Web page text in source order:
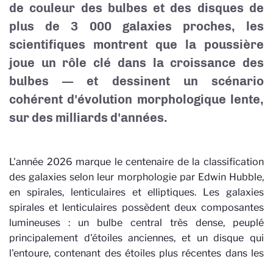
de couleur des bulbes et des disques de
plus de 3 000 galaxies proches, les
scientifiques montrent que la poussière
joue un rôle clé dans la croissance des
bulbes — et dessinent un scénario
cohérent d'évolution morphologique lente,
sur des milliards d'années.
L'année 2026 marque le centenaire de la classification
des galaxies selon leur morphologie par Edwin Hubble,
en spirales, lenticulaires et elliptiques. Les galaxies
spirales et lenticulaires possèdent deux composantes
lumineuses : un bulbe central très dense, peuplé
principalement d'étoiles anciennes, et un disque qui
l'entoure, contenant des étoiles plus récentes dans les